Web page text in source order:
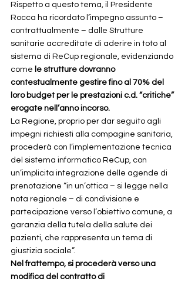
Rispetto a questo tema, il Presidente
Rocca ha ricordato l’impegno assunto –
contrattualmente – dalle Strutture
sanitarie accreditate di aderire in toto al
sistema di ReCup regionale, evidenziando
come le strutture dovranno
contestualmente gestire fino al 70% del
loro budget per le prestazioni c.d. “critiche”
erogate nell’anno incorso.
La Regione, proprio per dar seguito agli
impegni richiesti alla compagine sanitaria,
procederà con l’implementazione tecnica
del sistema informatico ReCup, con
un’implicita integrazione delle agende di
prenotazione “in un’ottica – si legge nella
nota regionale – di condivisione e
partecipazione verso l’obiettivo comune, a
garanzia della tutela della salute dei
pazienti, che rappresenta un tema di
giustizia sociale”.
Nel frattempo, si procederà verso una
modifica del contratto di